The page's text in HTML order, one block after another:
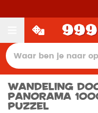
Wandeling
Panorama
Puzzel